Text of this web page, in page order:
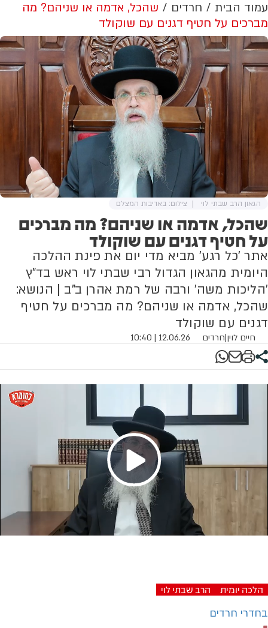
עמוד הבית חרדים
שהכל, אדמה או שניהם? מה
מברכים על חטיף דגנים עם שוקולד
שהכל, אדמה או שניהם? מה מברכים
על חטיף דגנים עם שוקולד
אתר 'כל רגע' מביא מדי יום את פינת ההלכה
היומית מהגאון הגדול רבי שבתי לוי ראש בד"ץ
'הליכות משה' ורבה של רמת אהרן ב"ב | הנושא:
שהכל, אדמה או שניהם? מה מברכים על חטיף
דגנים עם שוקולד
חיים לוין|חרדים 12.06.26 | 10:40
הגאון הרב שבתי לוי צילום: באדיבות המצלם
Play
הלכה יומית הרב שבתי לוי
בחדרי חרדים